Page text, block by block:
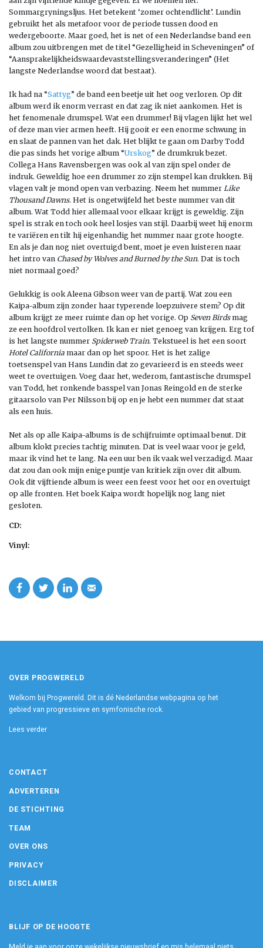
Sommargryningsljus. Het betekent ‘zomer ochtendlicht’. Lundin
gebruikt het als metafoor voor de periode tussen dood en
wedergeboorte. Maar goed, het is net of een Nederlandse band een
album zou uitbrengen met de titel “Gezelligheid in Scheveningen” of
“Aansprakelijkheidswaardevaststellingsveranderingen” (Het
langste Nederlandse woord dat bestaat).
Ik had na “Sattyg” de band een beetje uit het oog verloren. Op dit
album werd ik enorm verrast en dat zag ik niet aankomen. Het is
het fenomenale drumspel. Wat een drummer! Bij vlagen lijkt het wel
of deze man vier armen heeft. Hij gooit er een enorme schwung in
en slaat de pannen van het dak. Het blijkt te gaan om Darby Todd
die pas sinds het vorige album “Urskog” de drumkruk bezet.
Collega Hans Ravensbergen was ook al van zijn spel onder de
indruk. Geweldig hoe een drummer zo zijn stempel kan drukken. Bij
vlagen valt je mond open van verbazing. Neem het nummer Like
Thousand Dawns. Het is ongetwijfeld het beste nummer van dit
album. Wat Todd hier allemaal voor elkaar krijgt is geweldig. Zijn
spel is strak en toch ook heel losjes van stijl. Daarbij weet hij enorm
te variëren en tilt hij eigenhandig het nummer naar grote hoogte.
En als je dan nog niet overtuigd bent, moet je even luisteren naar
het intro van Chased by Wolves and Burned by the Sun. Dat is toch
niet normaal goed?
Gelukkig is ook Aleena Gibson weer van de partij. Wat zou een
Kaipa-album zijn zonder haar typerende loepzuivere stem? Op dit
album krijgt ze meer ruimte dan op het vorige. Op Seven Birdsmag
ze een hoofdrol vertolken. Ik kan er niet genoeg van krijgen. Erg tof
is het langste nummer Spiderweb Train. Tekstueel is het een soort
Hotel California maar dan op het spoor. Het is het zalige
toetsenspel van Hans Lundin dat zo gevarieerd is en steeds weer
weet te overtuigen. Voeg daar het, wederom, fantastische drumspel
van Todd, het ronkende basspel van Jonas Reingold en de sterke
gitaarsolo van Per Nilsson bij op en je hebt een nummer dat staat
als een huis.
Net als op alle Kaipa-albums is de schijfruimte optimaal benut. Dit
album klokt precies tachtig minuten. Dat is veel waar voor je geld,
maar ik vind het te lang. Na een uur ben ik vaak wel verzadigd. Maar
dat zou dan ook mijn enige puntje van kritiek zijn over dit album.
Ook dit vijftiende album is weer een feest voor het oor en overtuigt
op alle fronten. Het boek Kaipa wordt hopelijk nog lang niet
gesloten.
CD:
Vinyl:
OVER PROGWERELD
Welkom bij Progwereld. Dit is dé Nederlandse webpagina op het
gebied van progressieve en symfonische rock.
Lees verder
CONTACT
ADVERTEREN
DE STICHTING
TEAM
OVER ONS
PRIVACY
DISCLAIMER
BLIJF OP DE HOOGTE